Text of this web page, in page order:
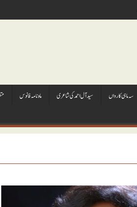
سہ ماہی کارواں سيد آل احمد کی شاعری ماہ نامہ فانوس